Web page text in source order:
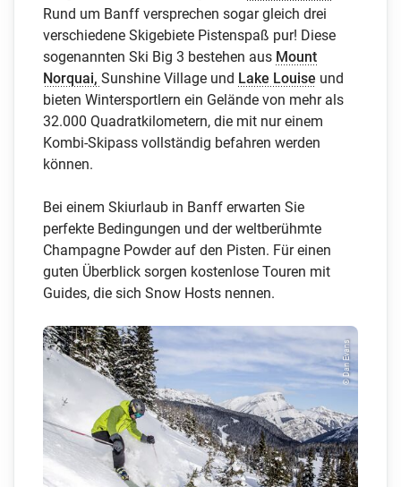
Rund um Banff versprechen sogar gleich drei
verschiedene Skigebiete Pistenspaß pur! Diese
sogenannten Ski Big 3 bestehen aus Mount
Norquai, Sunshine Village und Lake Louise und
bieten Wintersportlern ein Gelände von mehr als
32.000 Quadratkilometern, die mit nur einem
Kombi-Skipass vollständig befahren werden
können.
Bei einem Skiurlaub in Banff erwarten Sie
perfekte Bedingungen und der weltberühmte
Champagne Powder auf den Pisten. Für einen
guten Überblick sorgen kostenlose Touren mit
Guides, die sich Snow Hosts nennen.
© Dan Evans